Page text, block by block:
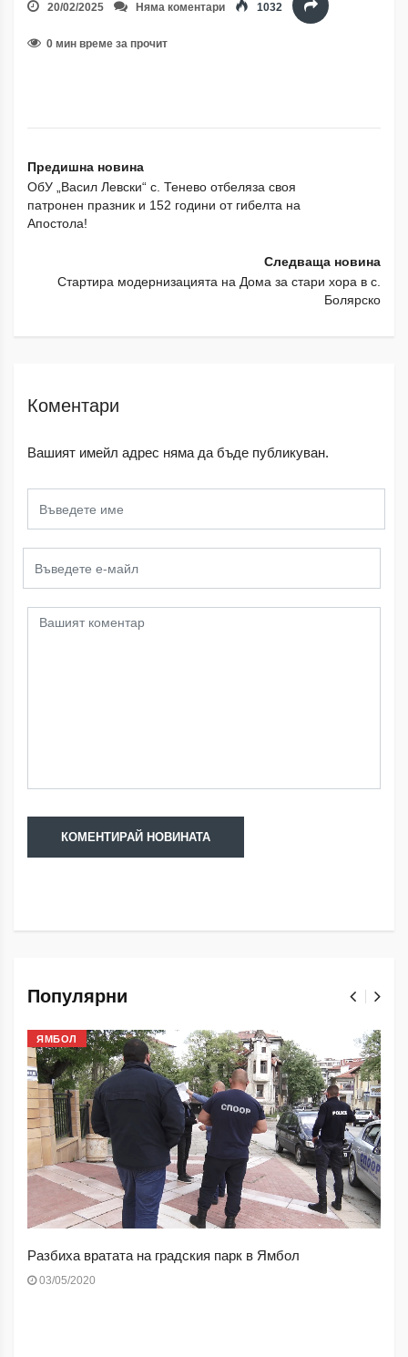
20/02/2025 Няма коментари 1032
0 мин време за прочит
Предишна новина
ОбУ „Васил Левски“ с. Тенево отбеляза своя
патронен празник и 152 години от гибелта на
Апостола!
Следваща новина
Стартира модернизацията на Дома за стари хора в с.
Болярско
Коментари
Вашият имейл адрес няма да бъде публикуван.
Популярни
ЯМБОЛ
Разбиха вратата на градския парк в Ямбол
03/05/2020